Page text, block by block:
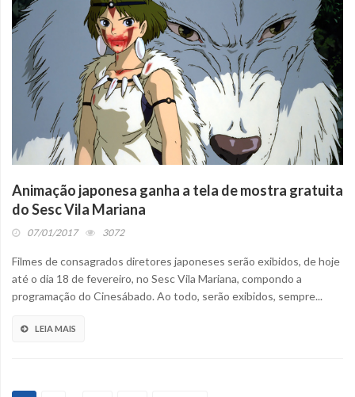
Animação japonesa ganha a tela de mostra gratuita
do Sesc Vila Mariana
07/01/2017 3072
Filmes de consagrados diretores japoneses serão exibidos, de hoje
até o dia 18 de fevereiro, no Sesc Vila Mariana, compondo a
programação do Cinesábado. Ao todo, serão exibidos, sempre...
LEIA MAIS